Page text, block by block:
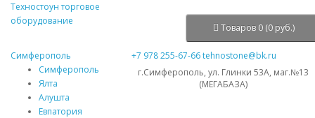
Техностоунторговое
оборудование
Товаров 0 (0 руб.)
Симферополь
Симферополь
Ялта
Алушта
Евпатория
+7 978 255-67-66tehnostone@bk.ru
г.Симферополь, ул. Глинки 53А, маг.№13
(МЕГАБАЗА)